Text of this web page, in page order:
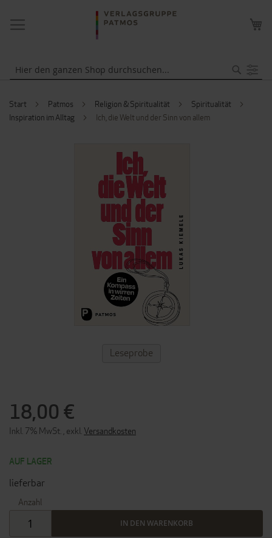
NAVIGATION
UMSCHALTEN
Start Patmos Religion & Spiritualität
Spiritualität
Inspiration im Alltag
Ich, die Welt und der Sinn von allem
18,00 €
Inkl. 7% MwSt. exkl. Versandkosten
AUF LAGER
lieferbar
Anzahl
IN DEN WARENKORB
ENDE
DER
BILDERGALERIE
SPRINGEN
ZUM
ANFANG
Leseprobe